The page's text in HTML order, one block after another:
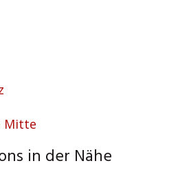
Mitte
in der Nähe